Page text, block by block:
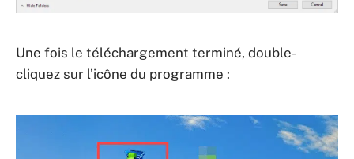
Une fois le téléchargement terminé, double-
cliquez sur l’icône du programme :